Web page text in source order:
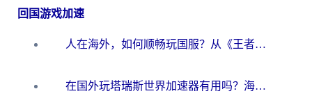
回国游戏加速
人在海外，如何顺畅玩国服？从《王者荣耀》到《云图计划》的加速器终极指南
在国外玩塔瑞斯世界加速器有用吗？海外玩家亲测后的真实答案